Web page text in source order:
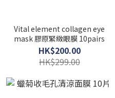
Vital element collagen eye
mask 膠原緊緻眼膜 10pairs
HK$200.00
HK$299.00